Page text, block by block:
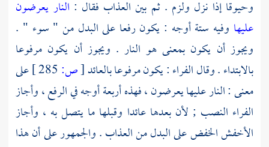
وحيوقا إذا نزل ولزم . ثم بين العذاب فقال : النار يعرضون
عليها وفيه ستة أوجه : يكون رفعا على البدل من " سوء " .
ويجوز أن يكون بمعنى هو النار . ويجوز أن يكون مرفوعا
بالابتداء . وقالالفراء: يكون مرفوعا بالعائد[ص:
على
معنى : النار عليها يعرضون ، فهذه أربعة أوجه في الرفع ، وأجاز
الفراء النصب ; لأن بعدها عائدا وقبلها ما يتصل به ، وأجاز
الأخفشالخفض على البدل من العذاب . والجمهور على أن هذا